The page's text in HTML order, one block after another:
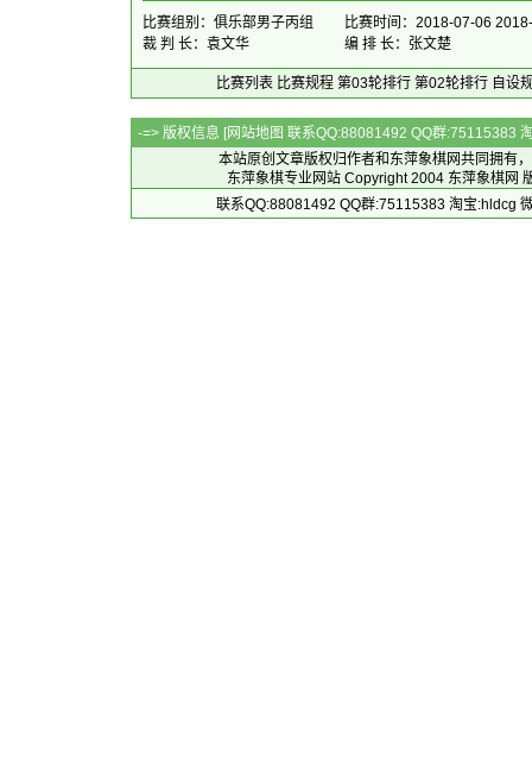
比赛组别：俱乐部男子丙组
比赛时间：2018-07-06
裁 判 长：袁文华
编 排 长：张文楚
比赛列表 比赛规程 第03轮排行 第02轮排行 自设
-=> 版权信息 [网站地图 联系QQ:88081492 QQ群:75115383
本站原创文章版权归作者和 东萍象棋网共同拥有
东萍象棋专业网站 Copyright 2004 东萍象棋网
联系QQ:88081492 QQ群:75115383 淘宝:hldcg